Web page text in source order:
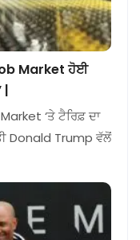
Market ਹੋਈ
|
‘ਤੇ ਟੈਰਿਫ਼ ਦਾ
Donald Trump ਵੱਲੋਂ